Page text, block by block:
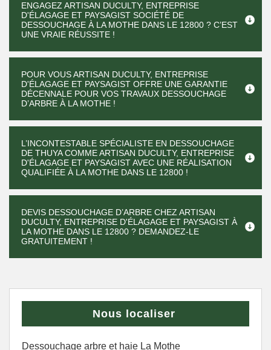
ENGAGEZ ARTISAN DUCULTY, ENTREPRISE
D'ÉLAGAGE ET PAYSAGIST SOCIÉTÉ DE
DESSOUCHAGE À LA MOTHE DANS LE 12800 ? C’EST
UNE VRAIE RÉUSSITE !
POUR VOUS ARTISAN DUCULTY, ENTREPRISE
D'ÉLAGAGE ET PAYSAGIST OFFRE UNE GARANTIE
DÉCENNALE POUR VOS TRAVAUX DESSOUCHAGE
D’ARBRE À LA MOTHE !
L’INCONTESTABLE SPÉCIALISTE EN DESSOUCHAGE
DE THUYA COMME ARTISAN DUCULTY, ENTREPRISE
D'ÉLAGAGE ET PAYSAGIST AVEC UNE RÉALISATION
QUALIFIÉE À LA MOTHE DANS LE 12800 !
DEVIS DESSOUCHAGE D’ARBRE CHEZ ARTISAN
DUCULTY, ENTREPRISE D'ÉLAGAGE ET PAYSAGIST À
LA MOTHE DANS LE 12800 ? DEMANDEZ-LE
GRATUITEMENT !
Nous localiser
Dessouchage arbre et haie La Mothe